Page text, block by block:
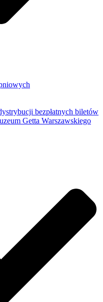
bezpłatnych biletów
Getta Warszawskiego